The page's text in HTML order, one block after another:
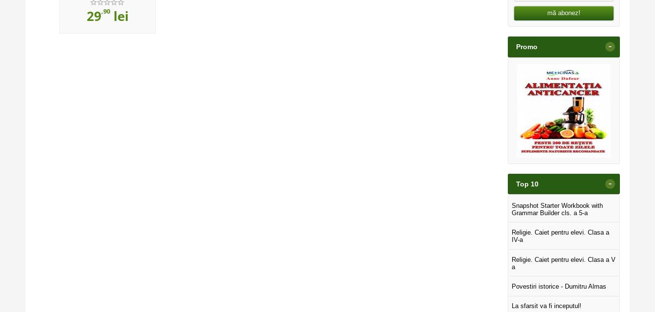
29,90 lei mă abonez!
Promo -
Top 10 -
Snapshot Starter Workbook with
Grammar Builder cls. a 5-a
Religie. Caiet pentru elevi. Clasa a
IV-a
Religie. Caiet pentru elevi. Clasa a V
a
Povestiri istorice - Dumitru Almas
La sfarsit va fi inceputul!